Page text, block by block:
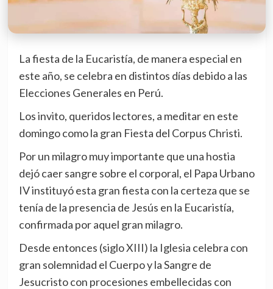
La fiesta de la Eucaristía, de manera especial en
este año, se celebra en distintos días debido a las
Elecciones Generales en Perú.
Los invito, queridos lectores, a meditar en este
domingo como la gran Fiesta del Corpus Christi.
Por un milagro muy importante que una hostia
dejó caer sangre sobre el corporal, el Papa Urbano
IV instituyó esta gran fiesta con la certeza que se
tenía de la presencia de Jesús en la Eucaristía,
confirmada por aquel gran milagro.
Desde entonces (siglo XIII) la Iglesia celebra con
gran solemnidad el Cuerpo y la Sangre de
Jesucristo con procesiones embellecidas con